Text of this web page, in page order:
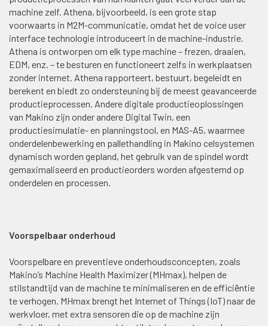
machine zelf. Athena, bijvoorbeeld, is een grote stap
voorwaarts in M2M-communicatie, omdat het de voice user
interface technologie introduceert in de machine-industrie.
Athena is ontworpen om elk type machine – frezen, draaien,
EDM, enz. – te besturen en functioneert zelfs in werkplaatsen
zonder internet. Athena rapporteert, bestuurt, begeleidt en
berekent en biedt zo ondersteuning bij de meest geavanceerde
productieprocessen. Andere digitale productieoplossingen
van Makino zijn onder andere Digital Twin, een
productiesimulatie- en planningstool, en MAS-A5, waarmee
onderdelenbewerking en pallethandling in Makino celsystemen
dynamisch worden gepland, het gebruik van de spindel wordt
gemaximaliseerd en productieorders worden afgestemd op
onderdelen en processen.
Voorspelbaar onderhoud
Voorspelbare en preventieve onderhoudsconcepten, zoals
Makino’s Machine Health Maximizer (MHmax), helpen de
stilstandtijd van de machine te minimaliseren en de efficiëntie
te verhogen. MHmax brengt het Internet of Things (IoT) naar de
werkvloer, met extra sensoren die op de machine zijn